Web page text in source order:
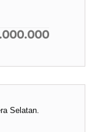
Selatan.